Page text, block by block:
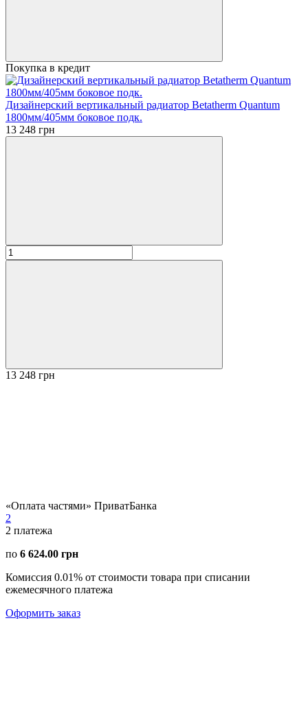
Покупка в кредит
Дизайнерский вертикальный радиатор Betatherm Quantum
1800мм/405мм боковое подк.
13 248 грн
13 248 грн
«Оплата частями» ПриватБанка
2
2 платежа
по 6 624.00 грн
Комиссия 0.01% от стоимости товара при списании
ежемесячного платежа
Оформить заказ